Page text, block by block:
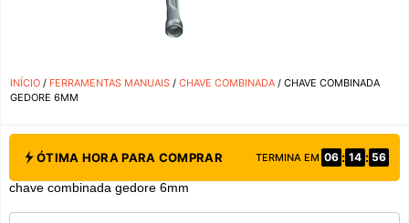
INÍCIO / FERRAMENTAS MANUAIS / CHAVE COMBINADA / CHAVE COMBINADA
GEDORE 6MM
ÓTIMA HORA PARA COMPRAR TERMINA EM 06 : 14 : 56
chave combinada gedore 6mm